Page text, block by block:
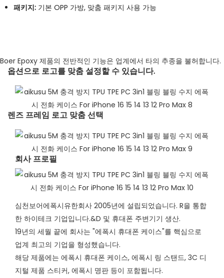
패키지: 기본 OPP 가방, 맞춤 패키지 사용 가능
Boer Epoxy 제품의 전반적인 기능은 업계에서 타의 추종을 불허합니다.
옵션으로 로고를 맞춤 설정할 수 있습니다.
렌즈 프레임 로고 맞춤 선택​
회사 프로필​
심천보어에폭시유한회사 2005년에 설립되었습니다. R을 통합
한 하이테크 기업입니다.&D 및 휴대폰 주변기기 생산.
19년의 세월 끝에 회사는 "에폭시 휴대폰 케이스"를 핵심으로
업계 최고의 기업을 형성했습니다.
해당 제품에는 에폭시 휴대폰 케이스, 에폭시 링 스탠드, 3C 디
지털 제품 스티커, 에폭시 명판 등이 포함됩니다.